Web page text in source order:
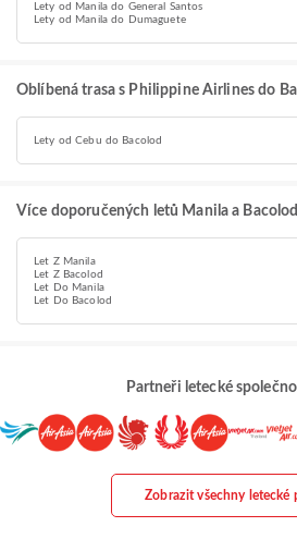
Lety od Manila do General Santos
Lety od Manila do Dumaguete
Oblíbená trasa s Philippine Airlines do
Lety od Cebu do Bacolod
Více doporučených letů Manila a Bacolod
Let Z Manila
Let Z Bacolod
Let Do Manila
Let Do Bacolod
Partneři letecké
Zobrazit všechny letecké